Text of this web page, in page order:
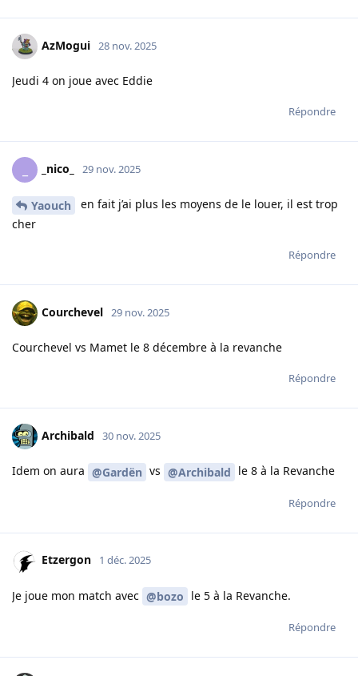
AzMogui 28 nov. 2025
Jeudi 4 on joue avec Eddie
Répondre
_nico_ 29 nov. 2025
Yaouch
en fait j’ai plus les moyens de le louer, il est trop
cher
Répondre
Courchevel 29 nov. 2025
Courchevel vs Mamet le 8 décembre à la revanche
Répondre
Archibald 30 nov. 2025
Idem on aura @Gardën vs @Archibald le 8 à la Revanche
Répondre
Etzergon 1 déc. 2025
Je joue mon match avec @bozo le 5 à la Revanche.
Répondre